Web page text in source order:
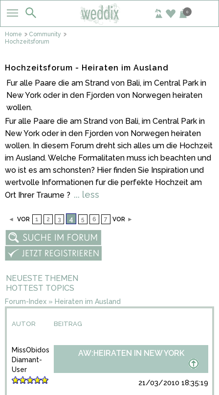
0
Home
Community
Hochzeitsforum
Hochzeitsforum - Heiraten im Ausland
Fur alle Paare die am Strand von Bali, im Central Park in
New York oder in den Fjorden von Norwegen heiraten
wollen.
Fur alle Paare die am Strand von Bali, im Central Park in
New York oder in den Fjorden von Norwegen heiraten
wollen. In diesem Forum dreht sich alles um die Hochzeit
im Ausland. Welche Formalitaten muss ich beachten und
wo ist es am schonsten? Hier finden Sie Inspiration und
wertvolle Informationen fur die perfekte Hochzeit am
Ort Ihrer Traume ? ... less
◄ VOR 1 2 3 4 5 6 7 VOR ►
NEUESTE THEMEN
HOTTEST TOPICS
Forum-Index » Heiraten im Ausland
AUTOR BEITRAG
MissObidos
Diamant-
User
AW:HEIRATEN IN NEW YORK
21/03/2010 18:35:19